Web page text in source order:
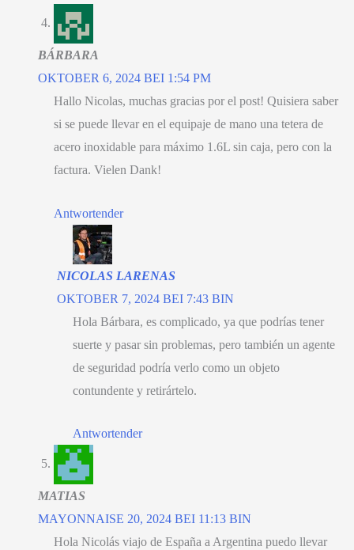
BÁRBARA
OKTOBER 6, 2024 BEI 1:54 PM
Hallo Nicolas, muchas gracias por el post! Quisiera saber
si se puede llevar en el equipaje de mano una tetera de
acero inoxidable para máximo 1.6L sin caja, pero con la
factura. Vielen Dank!
Antwortender
NICOLAS LARENAS
OKTOBER 7, 2024 BEI 7:43 BIN
Hola Bárbara, es complicado, ya que podrías tener
suerte y pasar sin problemas, pero también un agente
de seguridad podría verlo como un objeto
contundente y retirártelo.
Antwortender
MATIAS
MAYONNAISE 20, 2024 BEI 11:13 BIN
Hola Nicolás viajo de España a Argentina puedo llevar